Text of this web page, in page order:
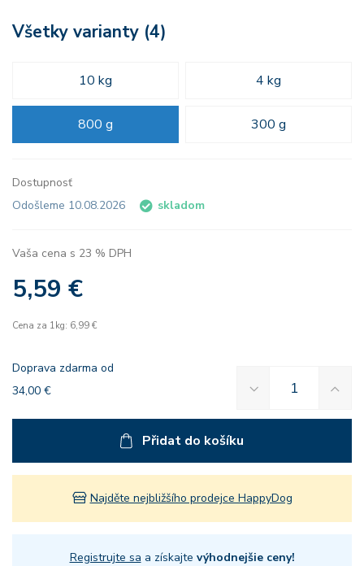
Všetky varianty (4)
10 kg 4 kg
800 g 300 g
Dostupnosť
Odošleme 10.08.2026
skladom
Vaša cena s 23 % DPH
5,59 €
Cena za 1kg: 6,99 €
Doprava zdarma od
34,00 €
Přidat do košíku
Najděte nejbližšího prodejce HappyDog
Registrujte sa a získajte výhodnejšie ceny!